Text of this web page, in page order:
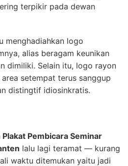
terpikir pada dewan
menghadiahkan logo
alias beragam keunikan
dimiliki. Selain itu, logo rayon
setempat terus sanggup
distingtif idiosinkratis.
Pembicara Seminar
lalu lagi teramat — kurang
waktu ditemukan yaitu jadi